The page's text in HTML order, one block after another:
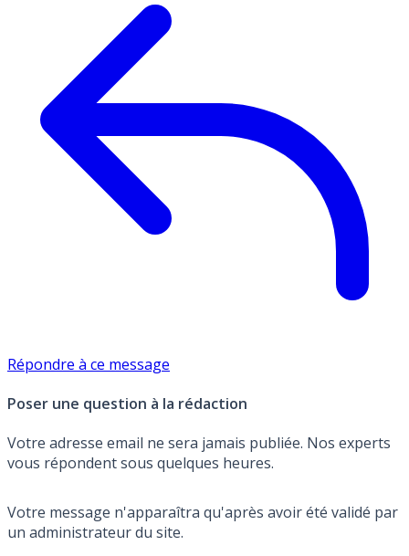
Répondre à ce message
Poser une question à la rédaction
Votre adresse email ne sera jamais publiée. Nos experts
vous répondent sous quelques heures.
Votre message n'apparaîtra qu'après avoir été validé par
un administrateur du site.